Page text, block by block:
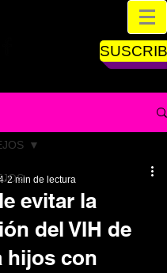
evitar la
del VIH de
hijos con
2 min de lectura